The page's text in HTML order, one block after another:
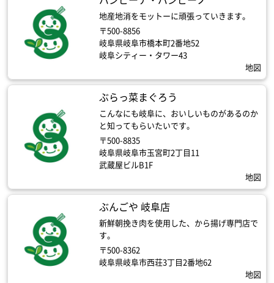
地産地消をモットーに頑張っていきます。
〒500-8856
岐阜県岐阜市橋本町2番地52
岐阜シティー・タワー43
地図
ぶらっ菜まぐろう
こんなにも岐阜に、おいしいものがあるのか
と知ってもらいたいです。
〒500-8835
岐阜県岐阜市玉宮町2丁目11
武蔵屋ビルB1F
地図
ぶんごや 岐阜店
新鮮朝挽き肉を使用した、から揚げ専門店で
す。
〒500-8362
岐阜県岐阜市西荘3丁目2番地62
地図